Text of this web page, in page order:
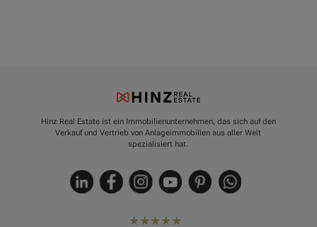
Hinz Real Estate ist ein Immobilienunternehmen, das sich auf den
Verkauf und Vertrieb von Anlageimmobilien aus aller Welt
spezialisiert hat.